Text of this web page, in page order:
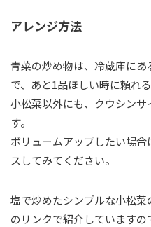
アレンジ方法
青菜の炒め物は、冷蔵庫に
で、あと1品ほしい時に頼れ
小松菜以外にも、クウシン
す。
ボリュームアップしたい場
スしてみてください。
塩で炒めたシンプルな小松
のリンクで紹介していますの